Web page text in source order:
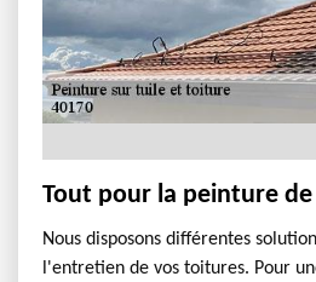
Tout pour la peinture
Nous disposons différentes
l'entretien de vos toitures. Pour